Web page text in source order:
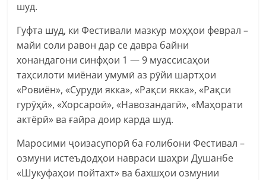
шуд.
Гуфта шуд, ки Фестивали мазкур моҳҳои феврал –
майи соли равон дар се давра байни
хонандагони синфҳои 1 — 9 муассисаҳои
таҳсилоти миёнаи умумӣ аз рӯйи шартҳои
«Ровиён», «Суруди якка», «Рақси якка», «Рақси
гурӯҳӣ», «Хорсароӣ», «Навозандагӣ», «Маҳорати
актёрӣ» ва ғайра доир карда шуд.
Маросими ҷоизасупорӣ ба ғолибони Фестивал –
озмуни истеъдодҳои навраси шаҳри Душанбе
«Шукуфаҳои пойтахт» ва бахшҳои озмунии